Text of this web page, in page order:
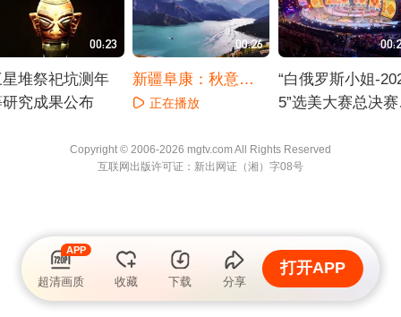
00:23
堆祭祀坑测年
究成果公布
00:26
新疆阜康：秋意渐
浓 天山天池醉游人
正在播放
“白俄罗斯小姐-
5”选美大赛总决
Copyright © 2006-2026 mgtv.com All Rights Reserved
互联网出版许可证：新出网证（湘）字08号
APP
超清画质 收藏 下载 分享
打开APP